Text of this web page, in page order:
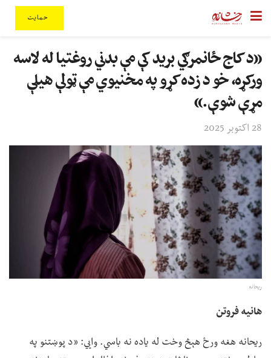
حمایت
«د کاج ځانمرګي برید کې مې بدني روغتیا له لاسه
ورکړه، خو د زده کړو په مخنیوي مې ټولې هیلې
مړې شوې.»
28 اکتوبر 2025
ریحانه
هانیه فروتن
ریحانه هغه ورځ هېڅ وخت له یاده نه باسي. وايي: «د پوښتنو په